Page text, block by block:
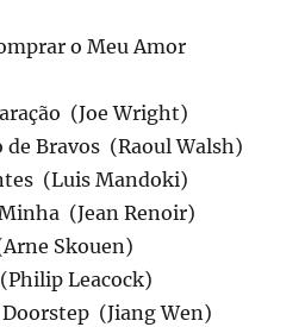
o Meu Amor
(Joe Wright)
de Bravos (Raoul Walsh)
(Luis Mandoki)
(Jean Renoir)
Skouen)
Leacock)
(Jiang Wen)